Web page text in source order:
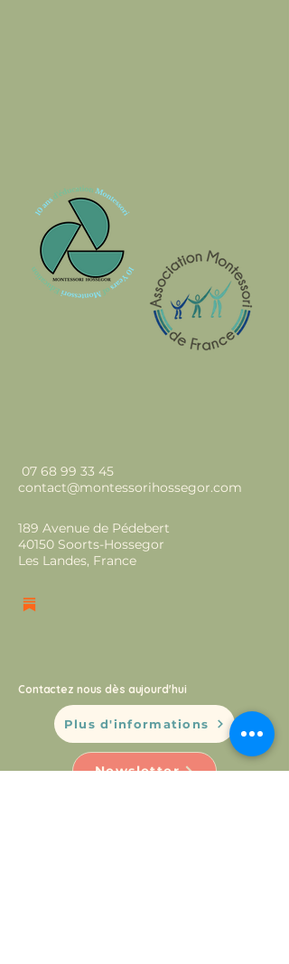
07 68 99 33 45
contact@montessorihossegor.com
189 Avenue de Pédebert
40150 Soorts-Hossegor
Les Landes, France
Contactez nous dès aujourd'hui
Plus d'informations
Newsletter